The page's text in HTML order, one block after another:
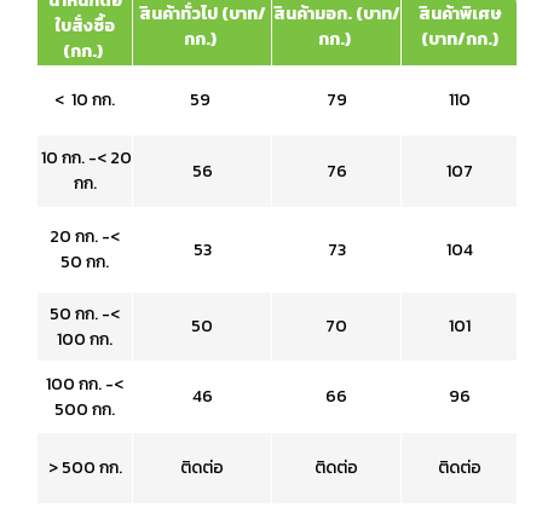
ใบสั่งซื้อ
(กก.)
สินค้าทั่วไป (บาท/
กก.)
สินค้ามอก. (บาท/
กก.)
สินค้าพิเศษ
(บาท/กก.)
< 10 กก. 59 79 110
10 กก. -< 20
กก.
56 76 107
20 กก. -<
50 กก.
53 73 104
50 กก. -<
100 กก.
50 70 101
100 กก. -<
500 กก.
46 66 96
> 500 กก. ติดต่อ ติดต่อ ติดต่อ